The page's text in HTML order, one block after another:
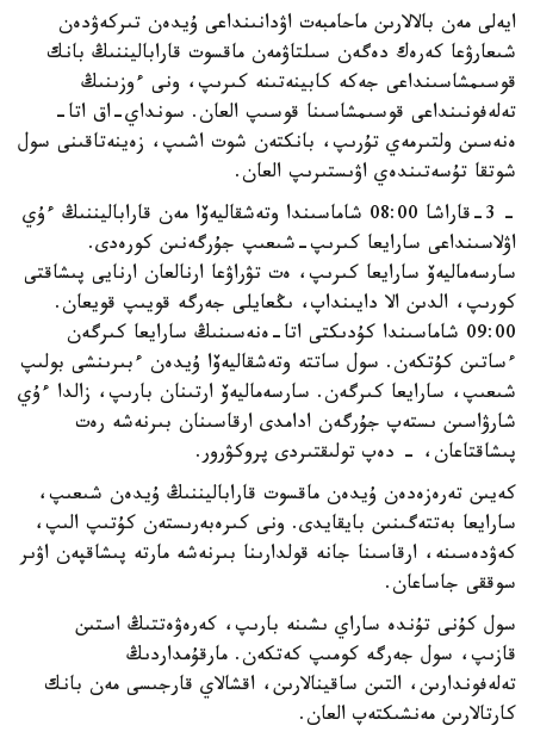
ايەلى مەن بالالارىن ماحامبەت اۋدانىنداعى ۇيدەن تىركەۋدەن
شىعارۋعا كەرەك دەگەن سىلتاۋمەن ماقسوت قاراباليننىڭ بانك
قوسىمشاسىنداعى جەكە كابينەتىنە كىرىپ، ونى ءوزىنىڭ
تەلەفونىنداعى قوسىمشاسىنا قوسىپ العان. سونداي-اق اتا-
ەنەسىن ولتىرمەي تۇرىپ، بانكتەن شوت اشىپ، زەينەتاقىنى سول
شوتقا تۇسەتىندەي اۋىستىرىپ العان.
- 3-قاراشا 08:00 شاماسىندا وتەشقاليەۆا مەن قاراباليننىڭ ءۇي
اۋلاسىنداعى سارايعا كىرىپ-شىعىپ جۇرگەنىن كورەدى.
سارسەماليەۆ سارايعا كىرىپ، ەت تۋراۋعا ارنالعان ارنايى پىشاقتى
كورىپ، الدىن الا دايىنداپ، ىڭعايلى جەرگە قويىپ قويعان.
09:00 شاماسىندا كۇدىكتى اتا-ەنەسىنىڭ سارايعا كىرگەن
ءساتىن كۇتكەن. سول ساتتە وتەشقاليەۆا ۇيدەن ءبىرىنشى بولىپ
شىعىپ، سارايعا كىرگەن. سارسەماليەۆ ارتىنان بارىپ، زالدا ءۇي
شارۋاسىن ىستەپ جۇرگەن ادامدى ارقاسىنان بىرنەشە رەت
پىشاقتاعان، - دەپ تولىقتىردى پروكۋرور.
كەيىن تەرەزەدەن ۇيدەن ماقسوت قاراباليننىڭ ۇيدەن شىعىپ،
سارايعا بەتتەگىنىن بايقايدى. ونى كىرەبەرىستەن كۇتىپ الىپ،
كەۋدەسىنە، ارقاسىنا جانە قولدارىنا بىرنەشە مارتە پىشاقپەن اۋىر
سوققى جاساعان.
سول كۇنى تۇندە ساراي ىشىنە بارىپ، كەرەۋەتتىڭ استىن
قازىپ، سول جەرگە كومىپ كەتكەن. مارقۇمداردىڭ
تەلەفوندارىن، التىن ساقينالارىن، اقشالاي قارجىسى مەن بانك
كارتالارىن مەنشىكتەپ العان.